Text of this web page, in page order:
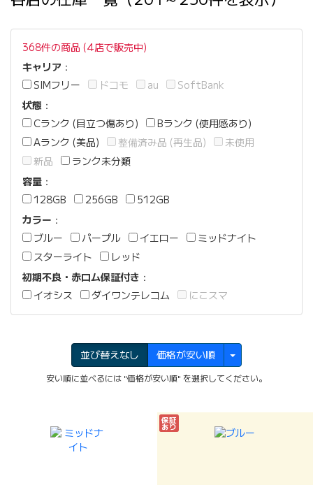
368件の商品 (4店で販売中)
キャリア ：
SIMフリー
ドコモ au
SoftBank
状態 ：
Cランク (目立つ傷あり)
Bランク (使用感あり)
Aランク (美品)
整備済み品 (再生品)
未使用
新品
ランク未分類
容量 ：
128GB
256GB
512GB
カラー ：
ブルー
パープル イエロー
ミッドナイト
スターライト
レッド
初期不良・赤ロム保証付き ：
イオシス
ダイワンテレコム にこスマ
並び替えなし 価格が安い順
安い順に並べるには "価格が安い順" を選択してください。
保証
あり